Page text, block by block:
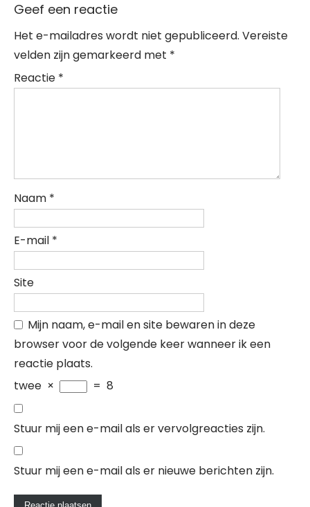
Geef een reactie
Het e-mailadres wordt niet gepubliceerd. Vereiste
velden zijn gemarkeerd met *
Reactie *
Naam *
E-mail *
Site
Mijn naam, e-mail en site bewaren in deze
browser voor de volgende keer wanneer ik een
reactie plaats.
twee × = 8
Stuur mij een e-mail als er vervolgreacties zijn.
Stuur mij een e-mail als er nieuwe berichten zijn.